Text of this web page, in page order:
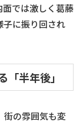
面では激しく葛藤
子に振り回され
半年後」
街の雰囲気も変